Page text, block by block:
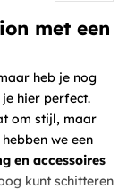
met een
heb je nog
hier perfect.
om stijl, maar
we een
en accessoires
kunt schitteren